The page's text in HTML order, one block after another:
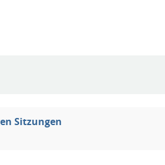
Sitzungen